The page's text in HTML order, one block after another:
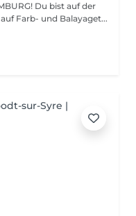
Du bist auf der
Suche, nach einem Friseursalon, der auf Farb- und Balayaget...